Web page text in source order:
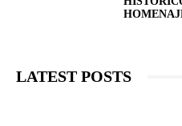
LATEST POSTS